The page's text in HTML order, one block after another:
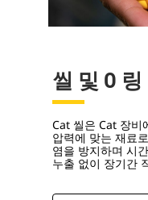
씰 및 O 링
Cat 씰은 Cat 장비
압력에 맞는 재료
염을 방지하며 시
누출 없이 장기간